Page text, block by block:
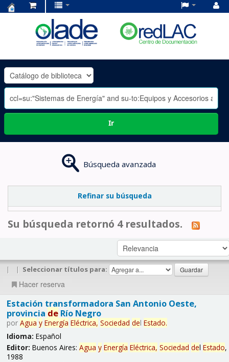
OLADE
-
Ir
Búsqueda avanzada
Refinar su búsqueda
Su búsqueda retornó 4 resultados.
| | Seleccionar títulos para:
Hacer reserva
Estación transformadora San Antonio Oeste,
provincia deRío Negro
por Agua y Energía Eléctrica, Sociedad del Estado.
Idioma: Español
Editor: Buenos Aires: Agua y Energía Eléctrica, Sociedad del Estado,
1988